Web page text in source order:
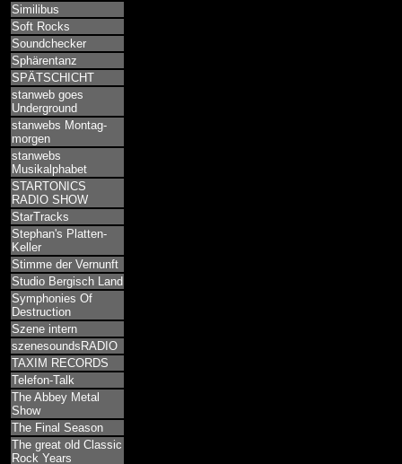
Similibus
Soft Rocks
Soundchecker
Sphärentanz
SPÄTSCHICHT
stanweb goes
Underground
stanwebs Montag-
morgen
stanwebs
Musikalphabet
STARTONICS
RADIO SHOW
StarTracks
Stephan's Platten-
Keller
Stimme der Vernunft
Studio Bergisch Land
Symphonies Of
Destruction
Szene intern
szenesoundsRADIO
TAXIM RECORDS
Telefon-Talk
The Abbey Metal
Show
The Final Season
The great old Classic
Rock Years